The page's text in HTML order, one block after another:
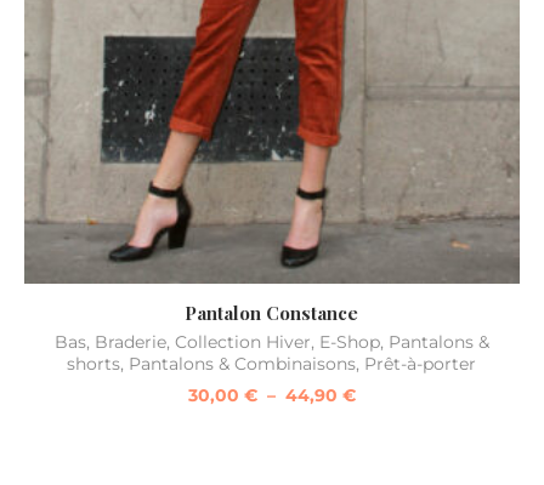
Pantalon Constance
Bas, Braderie, Collection Hiver, E-Shop, Pantalons &
shorts, Pantalons & Combinaisons, Prêt-à-porter
30,00 € – 44,90 €